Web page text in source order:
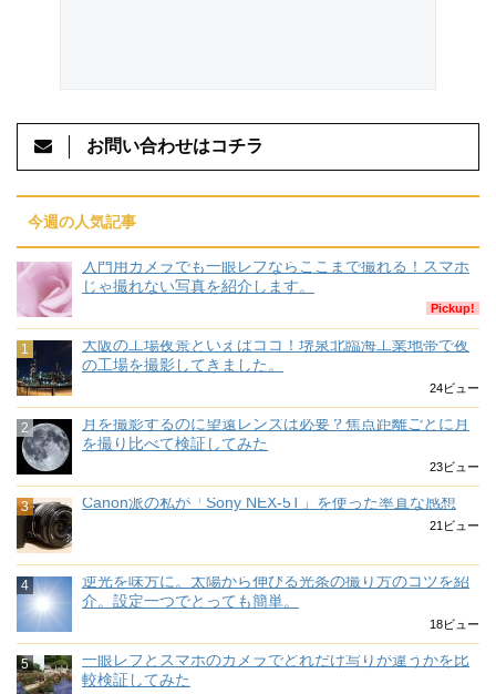
お問い合わせはコチラ
今週の人気記事
入門用カメラでも一眼レフならここまで撮れる！スマホ
じゃ撮れない写真を紹介します。
Pickup!
大阪の工場夜景といえばココ！堺泉北臨海工業地帯で夜
の工場を撮影してきました。
24ビュー
月を撮影するのに望遠レンズは必要？焦点距離ごとに月
を撮り比べて検証してみた
23ビュー
Canon派の私が「Sony NEX-5T」を使った率直な感想
21ビュー
逆光を味方に。太陽から伸びる光条の撮り方のコツを紹
介。設定一つでとっても簡単。
18ビュー
一眼レフとスマホのカメラでどれだけ写りが違うかを比
較検証してみた